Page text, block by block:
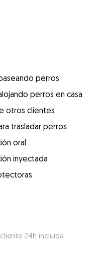
perros
perros en casa
otros clientes
trasladar perros
oral
inyectada
24h incluida